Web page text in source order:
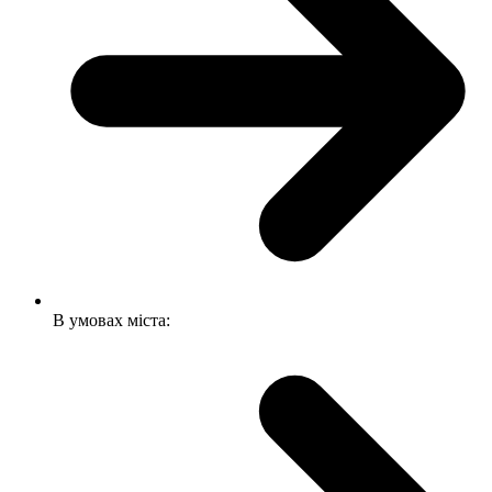
В умовах міста: